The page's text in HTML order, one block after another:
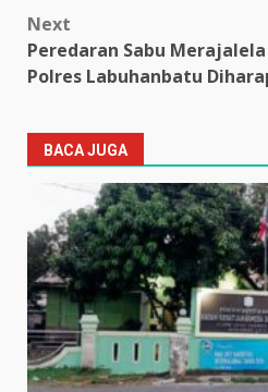
Next
Peredaran Sabu
Polres Labuhanbatu
BACA JUGA